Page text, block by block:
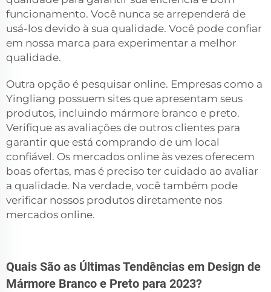
funcionamento. Você nunca se arrependerá de
usá-los devido à sua qualidade. Você pode confiar
em nossa marca para experimentar a melhor
qualidade.
Outra opção é pesquisar online. Empresas como a
Yingliang possuem sites que apresentam seus
produtos, incluindo mármore branco e preto.
Verifique as avaliações de outros clientes para
garantir que está comprando de um local
confiável. Os mercados online às vezes oferecem
boas ofertas, mas é preciso ter cuidado ao avaliar
a qualidade. Na verdade, você também pode
verificar nossos produtos diretamente nos
mercados online.
Quais São as Últimas Tendências em Design de
Mármore Branco e Preto para 2023?